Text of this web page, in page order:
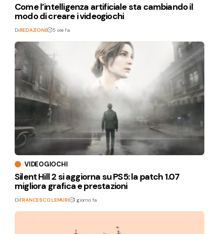
Come l’intelligenza artificiale sta cambiando il
modo di creare i videogiochi
DiREDAZIONE 5 ore fa
VIDEOGIOCHI
Silent Hill 2 si aggiorna su PS5: la patch 1.07
migliora grafica e prestazioni
DiFRANCESCO LEMURI 1 giorno fa